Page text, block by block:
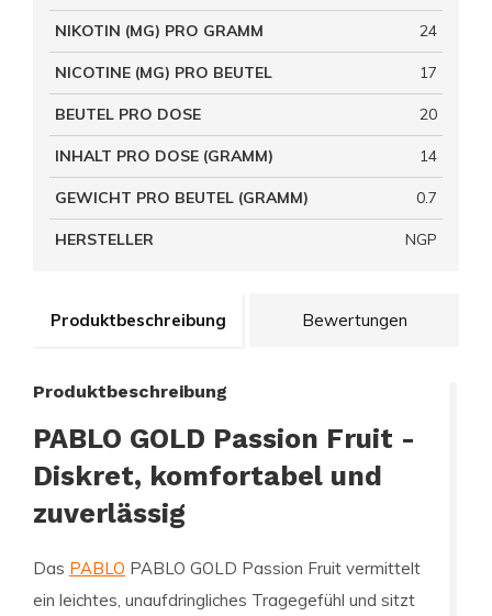
Produktbeschreibung Bewertungen
Produktbeschreibung
PABLO GOLD Passion Fruit -
Diskret, komfortabel und
zuverlässig
Das PABLO PABLO GOLD Passion Fruit vermittelt
ein leichtes, unaufdringliches Tragegefühl und sitzt
NIKOTIN (MG) PRO GRAMM 24
NICOTINE (MG) PRO BEUTEL 17
BEUTEL PRO DOSE 20
INHALT PRO DOSE (GRAMM) 14
GEWICHT PRO BEUTEL (GRAMM) 0.7
HERSTELLER NGP